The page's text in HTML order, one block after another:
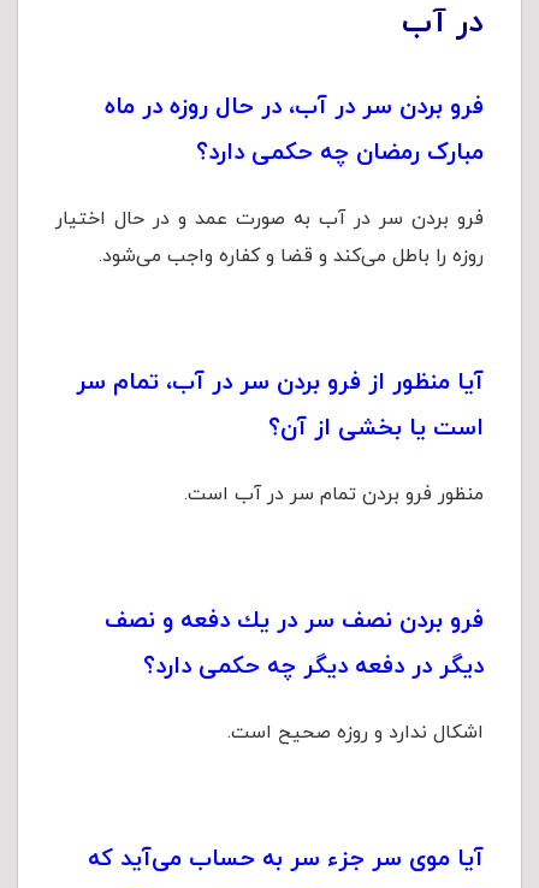
در آب
فرو بردن سر در آب، در حال روزه در ماه
مبارک رمضان چه حکمی دارد؟
فرو بردن سر در آب به صورت عمد و در حال اختیار
روزه را باطل می‌کند و قضا و كفاره واجب می‌شود.
آیا منظور از فرو بردن سر در آب، تمام سر
است یا بخشی از آن؟
منظور فرو بردن تمام سر در آب است.
فرو بردن نصف سر در یك دفعه و نصف
دیگر در دفعه دیگر چه حکمی دارد؟
اشکال ندارد و روزه صحیح است.
آیا موی سر جزء سر به حساب می‌آید که